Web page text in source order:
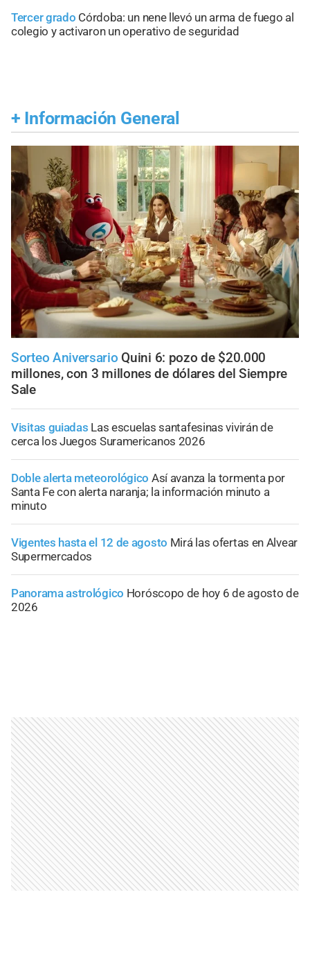
Tercer grado Córdoba: un nene llevó un arma de fuego al
colegio y activaron un operativo de seguridad
+ Información General
Sorteo Aniversario Quini 6: pozo de $20.000
millones, con 3 millones de dólares del Siempre
Sale
Visitas guiadas Las escuelas santafesinas vivirán de
cerca los Juegos Suramericanos 2026
Doble alerta meteorológico Así avanza la tormenta por
Santa Fe con alerta naranja; la información minuto a
minuto
Vigentes hasta el 12 de agosto Mirá las ofertas en Alvear
Supermercados
Panorama astrológico Horóscopo de hoy 6 de agosto de
2026